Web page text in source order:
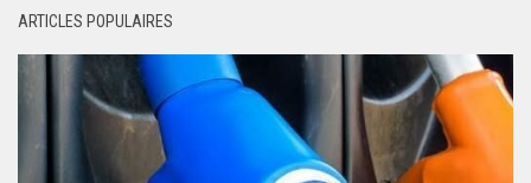
ARTICLES POPULAIRES